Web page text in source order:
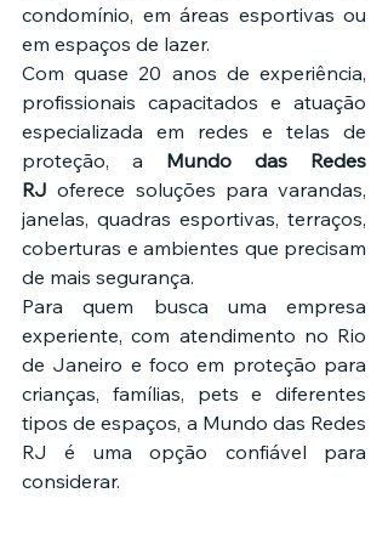
condomínio, em áreas esportivas ou
em espaços de lazer.
Com quase 20 anos de experiência,
profissionais capacitados e atuação
especializada em redes e telas de
proteção, a Mundo das Redes
RJ oferece soluções para varandas,
janelas, quadras esportivas, terraços,
coberturas e ambientes que precisam
de mais segurança.
Para quem busca uma empresa
experiente, com atendimento no Rio
de Janeiro e foco em proteção para
crianças, famílias, pets e diferentes
tipos de espaços, a Mundo das Redes
RJ é uma opção confiável para
considerar.